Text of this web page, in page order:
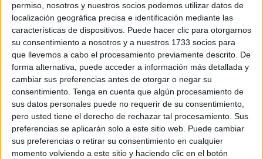
permiso, nosotros y nuestros socios podemos utilizar datos de
localización geográfica precisa e identificación mediante las
características de dispositivos. Puede hacer clic para otorgarnos
su consentimiento a nosotros y a nuestros 1733 socios para
que llevemos a cabo el procesamiento previamente descrito. De
forma alternativa, puede acceder a información más detallada y
cambiar sus preferencias antes de otorgar o negar su
consentimiento. Tenga en cuenta que algún procesamiento de
sus datos personales puede no requerir de su consentimiento,
pero usted tiene el derecho de rechazar tal procesamiento. Sus
preferencias se aplicarán solo a este sitio web. Puede cambiar
sus preferencias o retirar su consentimiento en cualquier
momento volviendo a este sitio y haciendo clic en el botón